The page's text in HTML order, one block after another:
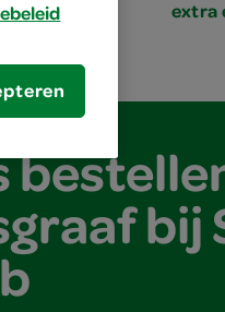
extra
bij